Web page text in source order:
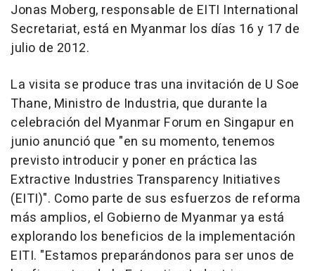
Jonas Moberg, responsable de EITI International
Secretariat, está en Myanmar los días 16 y 17 de
julio de 2012.
La visita se produce tras una invitación de U Soe
Thane, Ministro de Industria, que durante la
celebración del Myanmar Forum en Singapur en
junio anunció que "en su momento, tenemos
previsto introducir y poner en práctica las
Extractive Industries Transparency Initiatives
(EITI)". Como parte de sus esfuerzos de reforma
más amplios, el Gobierno de Myanmar ya está
explorando los beneficios de la implementación
EITI. "Estamos preparándonos para ser unos de